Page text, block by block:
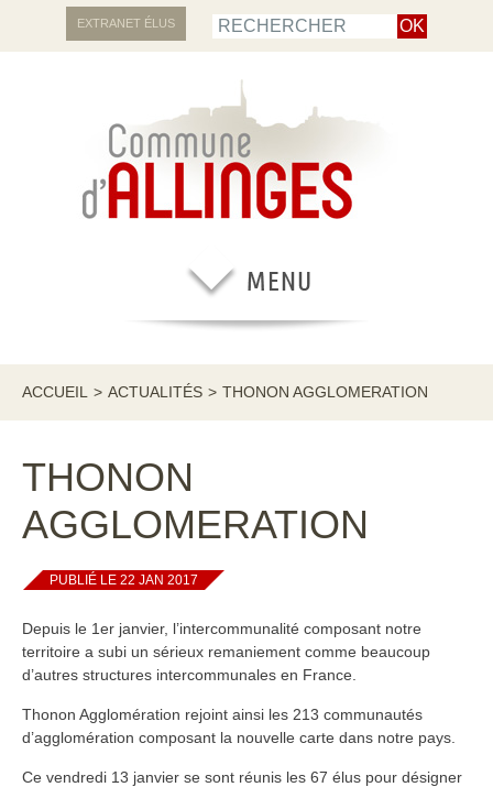
EXTRANET ÉLUS
ACCUEIL > ACTUALITÉS > THONON AGGLOMERATION
THONON
AGGLOMERATION
PUBLIÉ LE 22 JAN 2017
Depuis le 1er janvier, l’intercommunalité composant notre
territoire a subi un sérieux remaniement comme beaucoup
d’autres structures intercommunales en France.
Thonon Agglomération rejoint ainsi les 213 communautés
d’agglomération composant la nouvelle carte dans notre pays.
Ce vendredi 13 janvier se sont réunis les 67 élus pour désigner